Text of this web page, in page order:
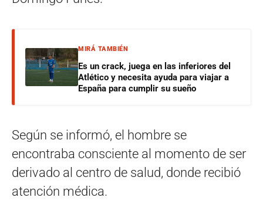
MIRÁ TAMBIÉN
Es un crack, juega en las inferiores del
Atlético y necesita ayuda para viajar a
España para cumplir su sueño
Según se informó, el hombre se
encontraba consciente al momento de ser
derivado al centro de salud, donde recibió
atención médica.